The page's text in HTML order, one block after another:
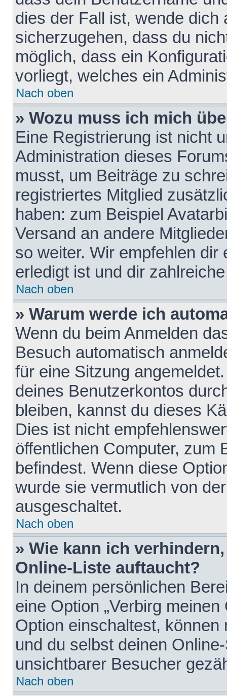
dies der Fall ist, wende dich
sicherzugehen, dass du
möglich, dass ein
vorliegt, welches ein
Nach oben
» Wozu muss ich mich
Eine Registrierung ist nicht
Administration dieses
musst, um Beiträge zu
registriertes Mitglied
haben: zum Beispiel
Versand an andere
so weiter. Wir empfehlen
erledigt ist und dir
Nach oben
» Warum werde ich
Wenn du beim Anmelden
Besuch automatisch
für eine Sitzung
deines Benutzerkontos
bleiben, kannst du dieses
Dies ist nicht
öffentlichen Computer, zum
befindest. Wenn diese
wurde sie vermutlich von
ausgeschaltet.
Nach oben
» Wie kann ich
Online-Liste auftaucht?
In deinem persönlichen
eine Option „Verbirg
Option einschaltest,
und du selbst deinen
unsichtbarer Besucher
Nach oben